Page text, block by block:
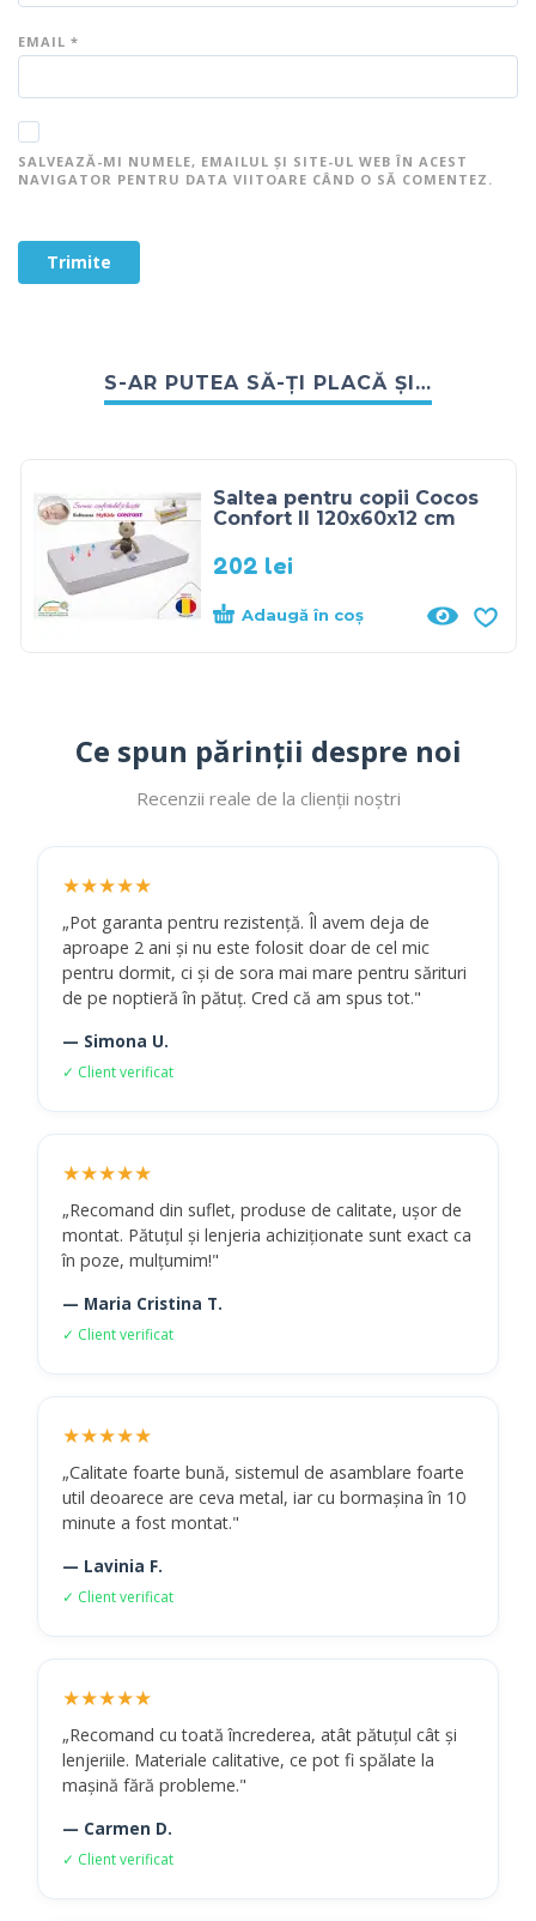
EMAIL *
SALVEAZĂ-MI NUMELE, EMAILUL ȘI SITE-UL WEB ÎN ACEST
NAVIGATOR PENTRU DATA VIITOARE CÂND O SĂ COMENTEZ.
S-AR PUTEA SĂ-ȚI PLACĂ ȘI…
Saltea pentru copii Cocos
Confort II 120x60x12 cm
202 lei
Adaugă în coș
Ce spun părinții despre noi
Recenzii reale de la clienții noștri
★★★★★
„Pot garanta pentru rezistență. Îl avem deja de
aproape 2 ani și nu este folosit doar de cel mic
pentru dormit, ci și de sora mai mare pentru sărituri
de pe noptieră în pătuț. Cred că am spus tot."
— Simona U.
✓ Client verificat
★★★★★
„Recomand din suflet, produse de calitate, ușor de
montat. Pătuțul și lenjeria achiziționate sunt exact ca
în poze, mulțumim!"
— Maria Cristina T.
✓ Client verificat
★★★★★
„Calitate foarte bună, sistemul de asamblare foarte
util deoarece are ceva metal, iar cu bormașina în 10
minute a fost montat."
— Lavinia F.
✓ Client verificat
★★★★★
„Recomand cu toată încrederea, atât pătuțul cât și
lenjeriile. Materiale calitative, ce pot fi spălate la
mașină fără probleme."
— Carmen D.
✓ Client verificat